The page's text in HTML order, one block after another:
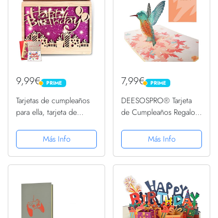
9,99€ PRIME
PRIME
Tarjetas de cumpleaños
para ella, tarjeta de
cumpleaños retro de
bambú, tarjeta de regalo
de cumpleaños para
esposa, novia...
Más Info
7,99€ PRIME
PRIME
DEESOSPRO® Tarjeta
de Cumpleaños Regalo
y Amantes Especial,
Tarjeta de Felicitación
Emergente 3D, Colibrí
Más Info